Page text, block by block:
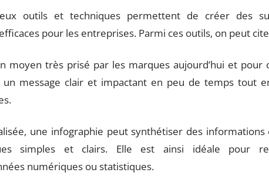
outils et techniques permettent de créer des
pour les entreprises. Parmi ces outils, on peut
moyen très prisé par les marques aujourd’hui et pour
message clair et impactant en peu de temps tout
une infographie peut synthétiser des informations
simples et clairs. Elle est ainsi idéale pour
numériques ou statistiques.